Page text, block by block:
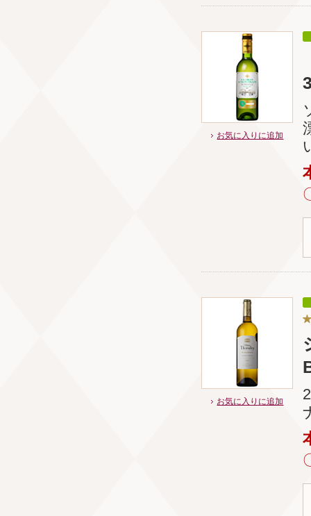
お気に入りに追加
お気に入りに追加